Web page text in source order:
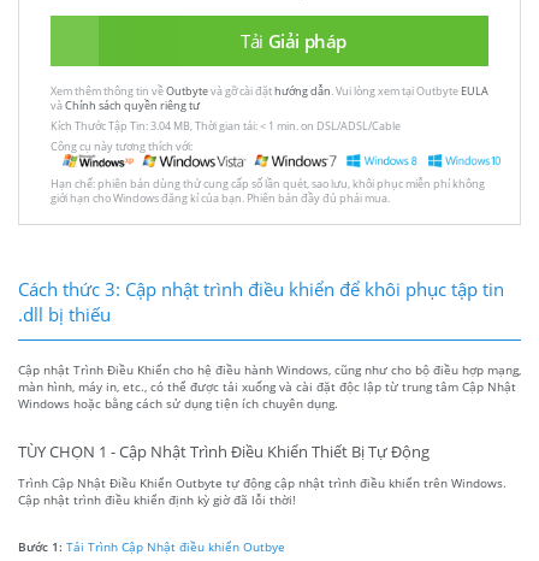
Tải Giải pháp
Xem thêm thông tin vềOutbytevà gỡ cài đặthướng dẫn. Vui lòng xem tại Outbyte EULA
vàChính sách quyền riêng tư
Kích Thước Tập Tin: 3.04 MB, Thời gian tải: < 1 min. on DSL/ADSL/Cable
Công cụ này tương thích với:
Hạn chế: phiên bản dùng thử cung cấp số lần quét, sao lưu, khôi phục miễn phí không
giới hạn cho Windows đăng kí của bạn. Phiên bản đầy đủ phải mua.
Cách thức 3: Cập nhật trình điều khiển để khôi phục tập tin
.dll bị thiếu
Cập nhật Trình Điều Khiển cho hệ điều hành Windows, cũng như cho bộ điều hợp mạng,
màn hình, máy in, etc., có thể được tải xuống và cài đặt độc lập từ trung tâm Cập Nhật
Windows hoặc bằng cách sử dụng tiện ích chuyên dụng.
TÙY CHỌN 1 - Cập Nhật Trình Điều Khiển Thiết Bị Tự Động
Trình Cập Nhật Điều Khiển Outbyte tự động cập nhật trình điều khiển trên Windows.
Cập nhật trình điều khiển định kỳ giờ đã lỗi thời!
Bước 1: Tải Trình Cập Nhật điều khiển Outbye